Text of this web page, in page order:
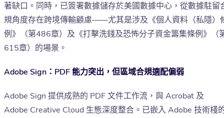
著缺口。同時，已簽署數據儲存於美國數據中心，從數據駐留
規角度存在跨境傳輸顧慮——尤其是涉及《個人資料（私隱）
例》（第486章）及《打擊洗錢及恐怖分子資金籌集條例》（
615章）的場景。
Adobe Sign：PDF 能力突出，但區域合規適配偏弱
Adobe Sign 提供成熟的 PDF 文件工作流，與 Acrobat 及
Adobe Creative Cloud 生態深度整合。已嵌入 Adobe 技術棧